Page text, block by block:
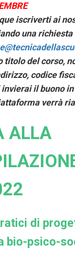
iscriverti ai
una richiesta
titolo del corso,
codice
il buono
verrà
ALLA
di
bio-psico-